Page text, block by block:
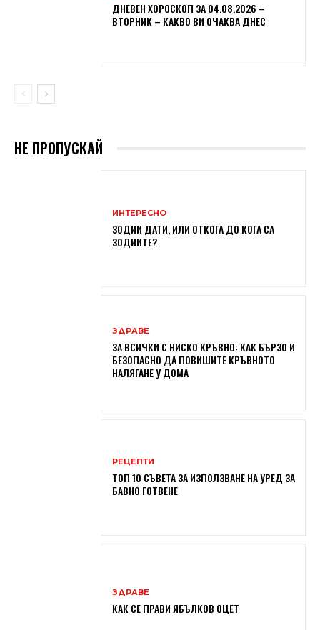
ДНЕВЕН ХОРОСКОП ЗА 04.08.2026 –
ВТОРНИК – КАКВО ВИ ОЧАКВА ДНЕС
НЕ ПРОПУСКАЙ
ИНТЕРЕСНО
ЗОДИИ ДАТИ, ИЛИ ОТКОГА ДО КОГА СА
ЗОДИИТЕ?
ЗДРАВЕ
ЗА ВСИЧКИ С НИСКО КРЪВНО: КАК БЪРЗО И
БЕЗОПАСНО ДА ПОВИШИТЕ КРЪВНОТО
НАЛЯГАНЕ У ДОМА
РЕЦЕПТИ
ТОП 10 СЪВЕТА ЗА ИЗПОЛЗВАНЕ НА УРЕД ЗА
БАВНО ГОТВЕНЕ
ЗДРАВЕ
КАК СЕ ПРАВИ ЯБЪЛКОВ ОЦЕТ